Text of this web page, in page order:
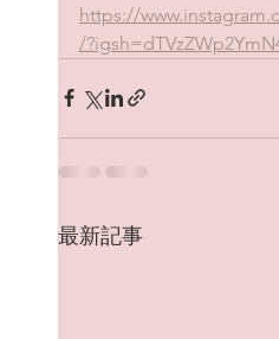
https://
/
最新記事